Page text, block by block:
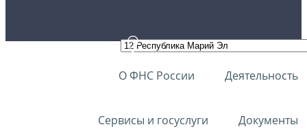
О ФНС России Деятельность
Сервисы и госуслуги Документы